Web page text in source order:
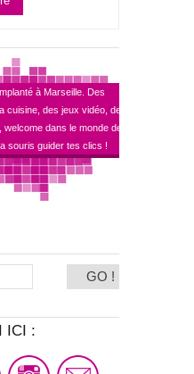
à Marseille. Des
cuisine, des jeux vidéo, des
welcome dans le monde de
souris guider tes clics !
ICI :